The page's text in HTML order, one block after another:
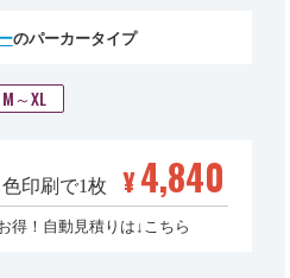
のパーカータイプ
M～XL
色印刷で1枚 ¥4,840
得！自動見積りは↓こちら